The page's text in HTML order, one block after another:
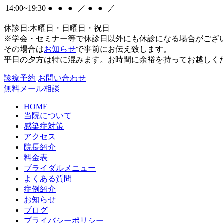
14:00~19:30 ● ● ● ／ ● ● ／
休診日:木曜日・日曜日・祝日
※学会・セミナー等で休診日以外にも休診になる場合がござ
その場合はお知らせで事前にお伝え致します。
平日の夕方は特に混みます。お時間に余裕を持ってお越しく
診療予約 お問い合わせ
無料メール相談
HOME
当院について
感染症対策
アクセス
院長紹介
料金表
ブライダルメニュー
よくある質問
症例紹介
お知らせ
ブログ
プライバシーポリシー